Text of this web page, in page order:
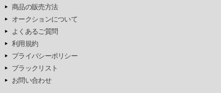
商品の販売方法
オークションについて
よくあるご質問
利用規約
プライバシーポリシー
ブラックリスト
お問い合わせ